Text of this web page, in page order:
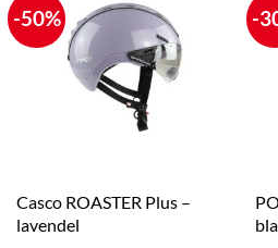
-50%
Casco ROASTER Plus –
lavendel
-